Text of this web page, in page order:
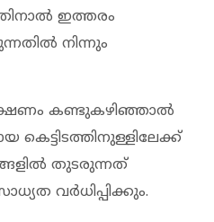
ഇത്തരം
നിന്നും
ലക്ഷണം കണ്ടുകഴിഞ്ഞാൽ
തുടരുന്നത്
വർധിപ്പിക്കും.